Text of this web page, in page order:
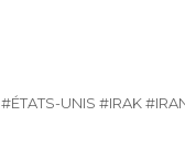
#ÉTATS-UNIS #IRAK